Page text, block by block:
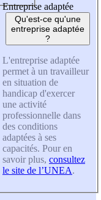
Entreprise adaptée
Qu'est-ce qu'une
entreprise adaptée
?
L'entreprise adaptée
permet à un travailleur
en situation de
handicap d'exercer
une activité
professionnelle dans
des conditions
adaptées à ses
capacités. Pour en
savoir plus, consultez
le site de l’UNEA.